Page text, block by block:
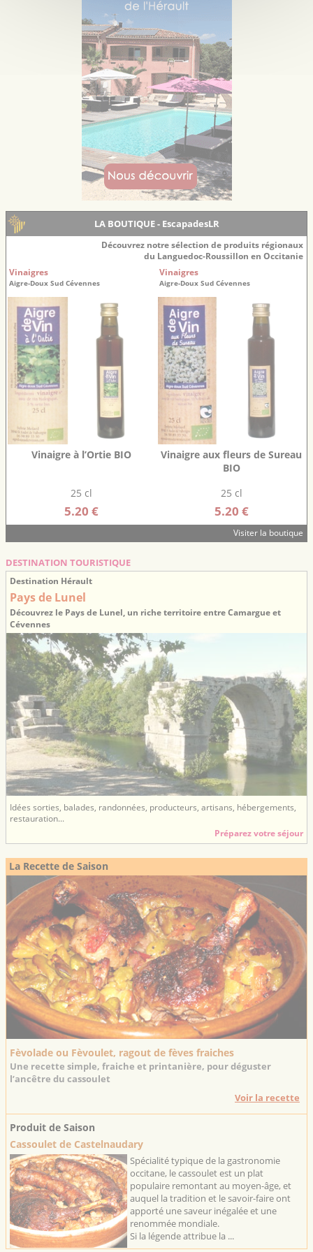
LA BOUTIQUE - EscapadesLR
Découvrez notre sélection de produits régionaux
du Languedoc-Roussillon en Occitanie
Vinaigres
Aigre-Doux Sud Cévennes
Vinaigre à l’Ortie BIO
25 cl
5.20 €
Vinaigres
Aigre-Doux Sud Cévennes
Vinaigre aux fleurs de Sureau
BIO
25 cl
5.20 €
Visiter la boutique
DESTINATION TOURISTIQUE
Destination Hérault
Pays de Lunel
Découvrez le Pays de Lunel, un riche territoire entre Camargue et
Cévennes
Idées sorties, balades, randonnées, producteurs, artisans, hébergements,
restauration...
Préparez votre séjour
La Recette de Saison
Fèvolade ou Fèvoulet, ragout de fèves fraiches
Une recette simple, fraiche et printanière, pour déguster
l’ancêtre du cassoulet
Voir la recette
Produit de Saison
Cassoulet de Castelnaudary
Spécialité typique de la gastronomie
occitane, le cassoulet est un plat
populaire remontant au moyen-âge, et
auquel la tradition et le savoir-faire ont
apporté une saveur inégalée et une
renommée mondiale.
Si la légende attribue la ...